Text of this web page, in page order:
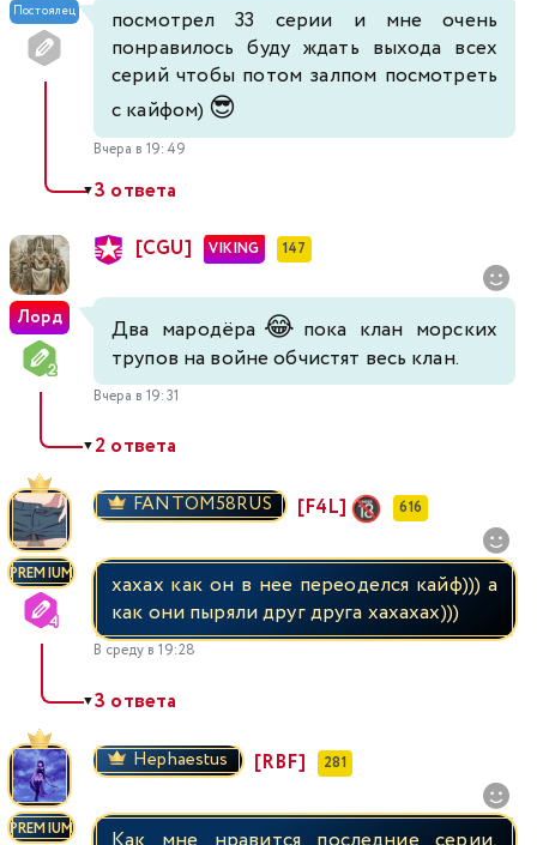
Постоялец
посмотрел 33 серии и мне очень
понравилось буду ждать выхода всех
серий чтобы потом залпом посмотреть
с кайфом) 😎
Вчера в 19:49
▼3 ответа
Лорд
[CGU] VIKING 147
Два мародёра 😂 пока клан морских
трупов на войне обчистят весь клан.
Вчера в 19:31
▼2 ответа
PREMIUM
FANTOM58RUS [F4L] 616
хахах как он в нее переоделся кайф))) а
как они пыряли друг друга хахахах)))
В среду в 19:28
▼3 ответа
PREMIUM
Hephaestus [RBF] 281